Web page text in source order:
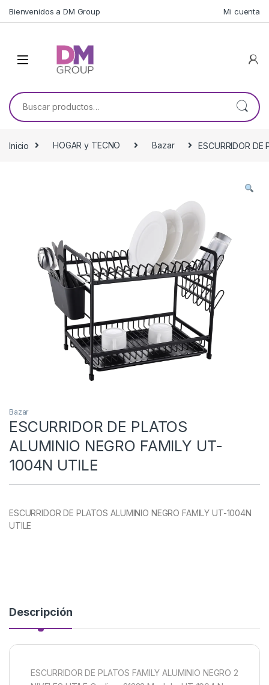
Bienvenidos a DM Group Mi cuenta
Buscar por:
Inicio HOGAR y TECNO Bazar ESCURRIDOR DE
Bazar
ESCURRIDOR DE PLATOS
ALUMINIO NEGRO FAMILY UT-
1004N UTILE
ESCURRIDOR DE PLATOS ALUMINIO NEGRO FAMILY UT-1004N
UTILE
Descripción
ESCURRIDOR DE PLATOS FAMILY ALUMINIO NEGRO 2